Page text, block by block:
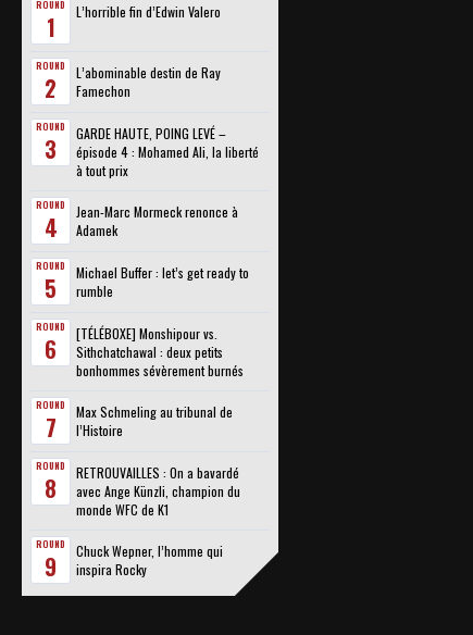
ROUND
1 L’horrible fin d’Edwin Valero
ROUND
2
L’abominable destin de Ray
Famechon
ROUND
3
GARDE HAUTE, POING LEVÉ –
épisode 4 : Mohamed Ali, la liberté
à tout prix
ROUND
4
Jean-Marc Mormeck renonce à
Adamek
ROUND
5
Michael Buffer : let’s get ready to
rumble
ROUND
6
[TÉLÉBOXE] Monshipour vs.
Sithchatchawal : deux petits
bonhommes sévèrement burnés
ROUND
7
Max Schmeling au tribunal de
l’Histoire
ROUND
8
RETROUVAILLES : On a bavardé
avec Ange Künzli, champion du
monde WFC de K1
ROUND
9
Chuck Wepner, l’homme qui
inspira Rocky